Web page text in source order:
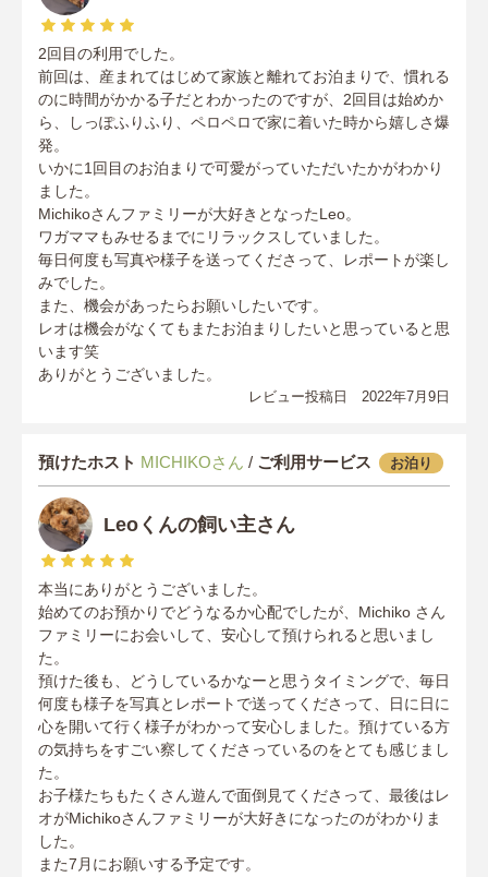
2回目の利用でした。
前回は、産まれてはじめて家族と離れてお泊まりで、慣れる
のに時間がかかる子だとわかったのですが、2回目は始めか
ら、しっぽふりふり、ペロペロで家に着いた時から嬉しさ爆
発。
いかに1回目のお泊まりで可愛がっていただいたかがわかり
ました。
Michikoさんファミリーが大好きとなったLeo。
ワガママもみせるまでにリラックスしていました。
毎日何度も写真や様子を送ってくださって、レポートが楽し
みでした。
また、機会があったらお願いしたいです。
レオは機会がなくてもまたお泊まりしたいと思っていると思
います笑
ありがとうございました。
レビュー投稿日 2022年7月9日
預けたホスト MICHIKOさん / ご利用サービス お泊り
Leoくんの飼い主さん
本当にありがとうございました。
始めてのお預かりでどうなるか心配でしたが、Michiko さん
ファミリーにお会いして、安心して預けられると思いまし
た。
預けた後も、どうしているかなーと思うタイミングで、毎日
何度も様子を写真とレポートで送ってくださって、日に日に
心を開いて行く様子がわかって安心しました。預けている方
の気持ちをすごい察してくださっているのをとても感じまし
た。
お子様たちもたくさん遊んで面倒見てくださって、最後はレ
オがMichikoさんファミリーが大好きになったのがわかりま
した。
また7月にお願いする予定です。